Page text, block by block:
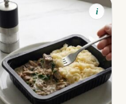
i